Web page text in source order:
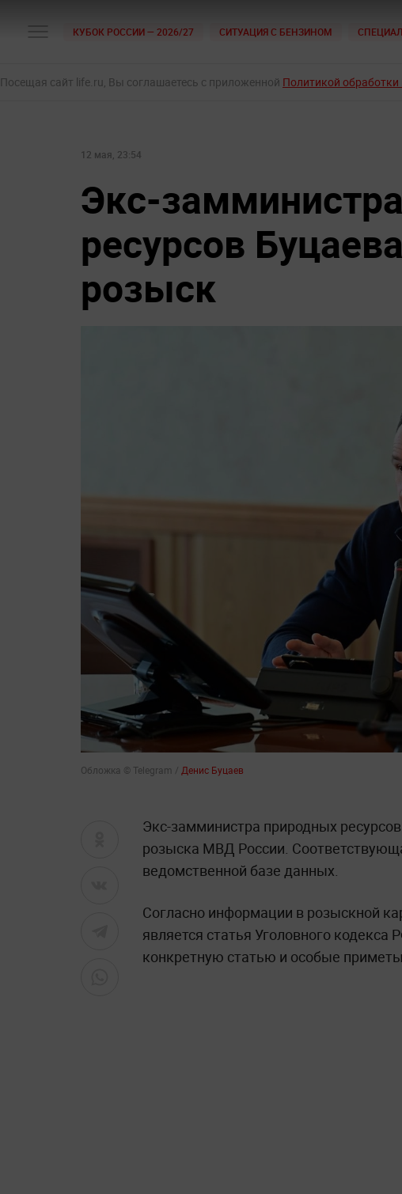
КУБОК РОССИИ — 2026/27 СИТУАЦИЯ С БЕНЗИНОМ
Посещая сайт life.ru, Вы соглашаетесь с приложенной Политикой
12 мая, 23:54
Экс-
ресурсов
розыск
Обложка © Telegram / Денис Буцаев
Экс-замминистра природных
розыска МВД России.
ведомственной базе данных.
Согласно информации в розыскной
является статья Уголовного
конкретную статью и особые